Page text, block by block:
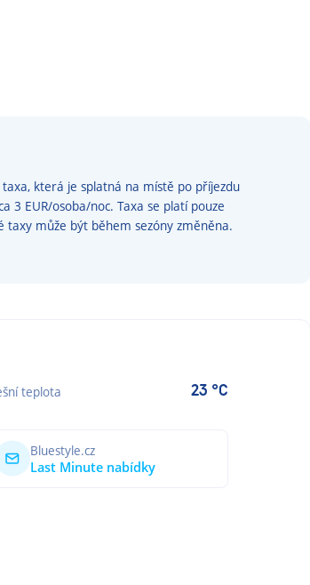
která je splatná na místě po příjezdu
3 EUR/osoba/noc. Taxa se platí pouze
taxy může být během sezóny změněna.
teplota 23 °C
Bluestyle.cz
Last Minute nabídky